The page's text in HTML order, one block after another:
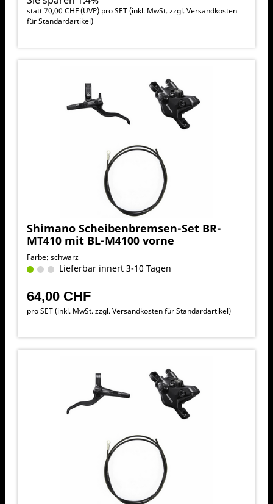
statt70,00 CHF(UVP) pro SET (inkl. MwSt. zzgl.Versandkosten
für Standardartikel)
Shimano Scheibenbremsen-Set BR-
MT410 mit BL-M4100 vorne
Farbe: schwarz
Lieferbar innert 3-10 Tagen
64,00 CHF
pro SET (inkl. MwSt. zzgl.Versandkosten für Standardartikel)